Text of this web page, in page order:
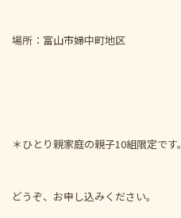
場所：富山市婦中町地区
＊ひとり親家庭の親子10組限定です。
どうぞ、お申し込みください。